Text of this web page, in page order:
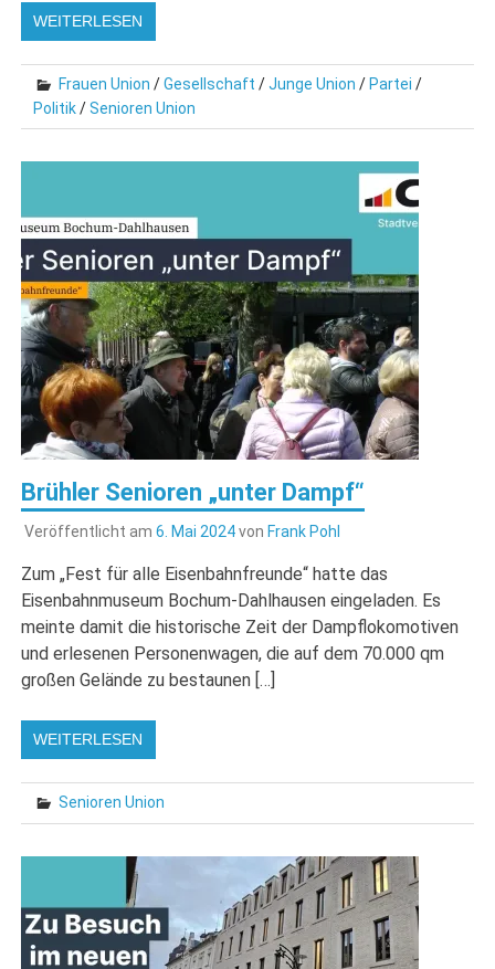
WEITERLESEN
Frauen Union /Gesellschaft /Junge Union / Partei /
Politik/Senioren Union
Brühler Senioren „unter Dampf“
Veröffentlicht am 6. Mai 2024von Frank Pohl
Zum „Fest für alle Eisenbahnfreunde“ hatte das
Eisenbahnmuseum Bochum-Dahlhausen eingeladen. Es
meinte damit die historische Zeit der Dampflokomotiven
und erlesenen Personenwagen, die auf dem 70.000 qm
großen Gelände zu bestaunen […]
WEITERLESEN
Senioren Union